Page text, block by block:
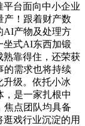
平台面向中小企业
产！跟着财产数
AI产物及处理方
坐式AI东西加锻
熟靠得住，还荣获
的需求也将持续
升级。依托小冰
，是一家扎根中
焦点团队均具备
戏行业沉淀的用